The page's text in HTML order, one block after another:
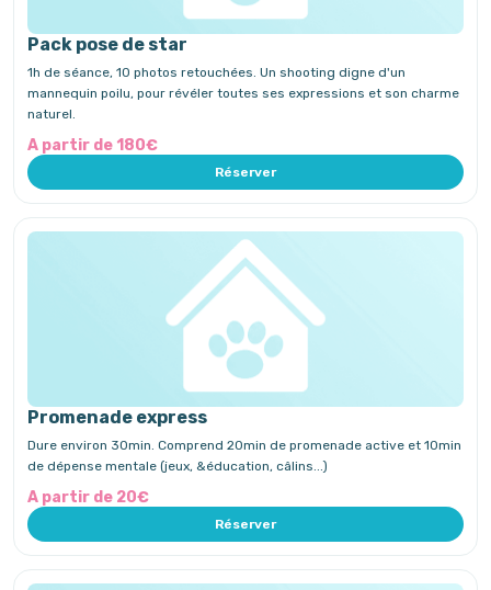
Pack pose de star
1h de séance, 10 photos retouchées. Un shooting digne d'un
mannequin poilu, pour révéler toutes ses expressions et son charme
naturel.
A partir de 180€
Réserver
Promenade express
Dure environ 30min. Comprend 20min de promenade active et 10min
de dépense mentale (jeux, &éducation, câlins...)
A partir de 20€
Réserver